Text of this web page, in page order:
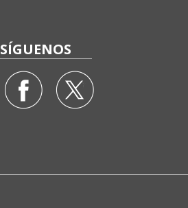
SÍGUENOS